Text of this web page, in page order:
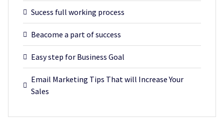
Sucess full working process
Beacome a part of success
Easy step for Business Goal
Email Marketing Tips That will Increase Your
Sales